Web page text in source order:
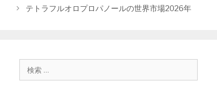
リ
稿
テトラフルオロプロパノールの世界市場2026年